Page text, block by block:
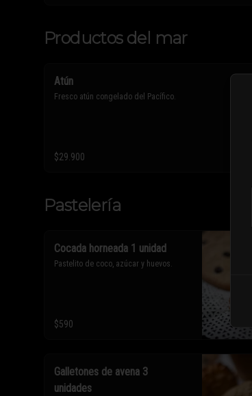
Productos del mar
Atún
Fresco atún congelado del Pacífico.
$29.900
Pastelería
Cocada horneada 1 unidad
Pastelito de coco, azúcar y huevos.
$590
Galletones de avena 3
unidades